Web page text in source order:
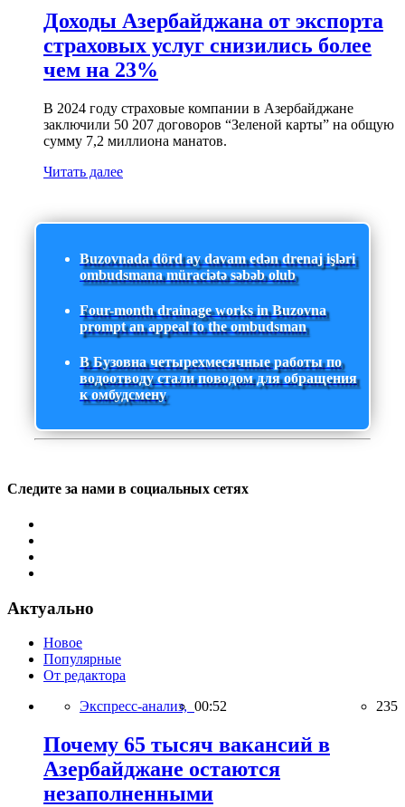
Доходы Азербайджана от экспорта
страховых услуг снизились более
чем на 23%
В 2024 году страховые компании в Азербайджане
заключили 50 207 договоров “Зеленой карты” на общую
сумму 7,2 миллиона манатов.
Читать далее
Buzovnada dörd ay davam edən drenaj işləri
ombudsmana müraciətə səbəb olub
Four-month drainage works in Buzovna
prompt an appeal to the ombudsman
В Бузовна четырехмесячные работы по
водоотводу стали поводом для обращения
к омбудсмену
Следите за нами в социальных сетях
Актуально
Новое
Популярные
От редактора
Экспресс-анализ, 00:52 235
Почему 65 тысяч вакансий в
Азербайджане остаются
незаполненными